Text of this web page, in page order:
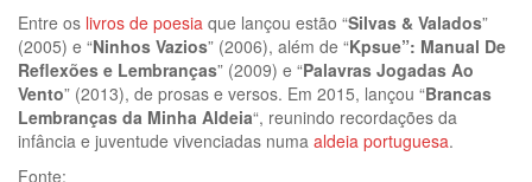
Entre os livros de poesia que lançou estão “Silvas & Valados”
(2005) e “Ninhos Vazios” (2006), além de “Kpsue”: Manual De
Reflexões e Lembranças” (2009) e “Palavras Jogadas Ao
Vento” (2013), de prosas e versos. Em 2015, lançou “Brancas
Lembranças da Minha Aldeia“, reunindo recordações da
infância e juventude vivenciadas numa aldeia portuguesa.
Fonte: